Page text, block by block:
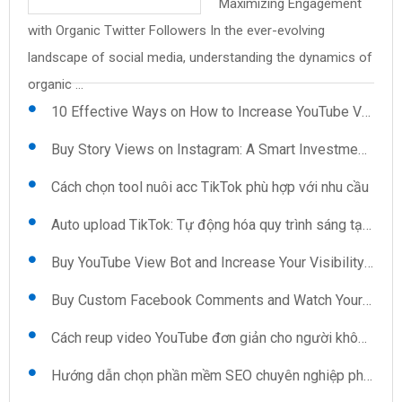
Uploader: Features You
Can't Ignore .cs59BBC98{text-align:left;text-
indent:0pt;margin:12pt 0pt 12pt ...
Maximizing Engagement
with Organic Twitter Followers In the ever-evolving
landscape of social media, understanding the dynamics of
organic ...
mềm quét số điện thoại
trên Google Map Trong thời đại số hóa hiện nay, việc thu
thập ...
pháp cho những ai ngại
giao tiếp Khi xã hội ngày càng phát triển, việc kết nối và ...
Save Time and Effort on
Video Uploads In the fast-paced world of content
creation, efficiency is key, especially when it ...
and Views: The Secret to
Instant Credibility In today's digital landscape, having a
robust presence on platforms like ...
Reup video YouTube: Kỹ thuật và mẹo
10 Effective Ways on How to Increase YouTube Views Automatically
Buy Story Views on Instagram: A Smart Investment for Growth
Cách chọn tool nuôi acc TikTok phù hợp với nhu cầu
Auto upload TikTok: Tự động hóa quy trình sáng tạo nội dung
Buy YouTube View Bot and Increase Your Visibility Now
Buy Custom Facebook Comments and Watch Your Interaction Soar
Cách reup video YouTube đơn giản cho người không chuyên
Hướng dẫn chọn phần mềm SEO chuyên nghiệp phù hợp cho doanh nghiệp